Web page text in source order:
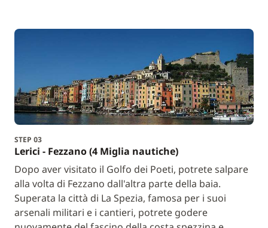
STEP 03
Lerici - Fezzano (4 Miglia nautiche)
Dopo aver visitato il Golfo dei Poeti, potrete salpare
alla volta di Fezzano dall'altra parte della baia.
Superata la città di La Spezia, famosa per i suoi
arsenali militari e i cantieri, potrete godere